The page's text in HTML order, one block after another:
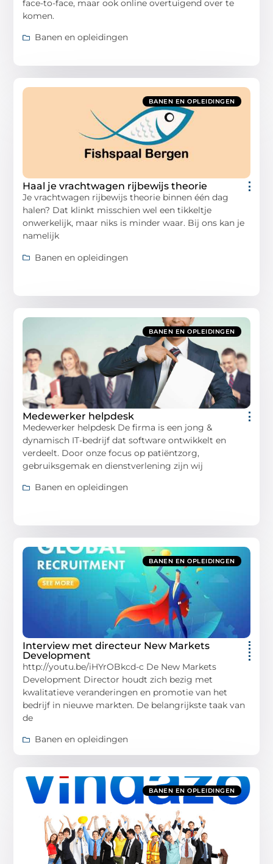
face-to-face, maar ook online overtuigend over te
komen.
Banen en opleidingen
BANEN EN OPLEIDINGEN
Haal je vrachtwagen rijbewijs theorie
Je vrachtwagen rijbewijs theorie binnen één dag
halen? Dat klinkt misschien wel een tikkeltje
onwerkelijk, maar niks is minder waar. Bij ons kan je
namelijk
Banen en opleidingen
BANEN EN OPLEIDINGEN
Medewerker helpdesk
Medewerker helpdesk De firma is een jong &
dynamisch IT-bedrijf dat software ontwikkelt en
verdeelt. Door onze focus op patiëntzorg,
gebruiksgemak en dienstverlening zijn wij
Banen en opleidingen
BANEN EN OPLEIDINGEN
Interview met directeur New Markets
Development
http://youtu.be/iHYrOBkcd-c De New Markets
Development Director houdt zich bezig met
kwalitatieve veranderingen en promotie van het
bedrijf in nieuwe markten. De belangrijkste taak van
de
Banen en opleidingen
BANEN EN OPLEIDINGEN